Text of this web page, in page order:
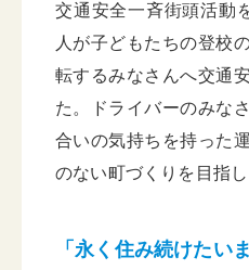
交通安全一斉街頭活動
人が子どもたちの登校
転するみなさんへ交通
た。ドライバーのみな
合いの気持ちを持った
のない町づくりを目指し
「永く住み続けたい